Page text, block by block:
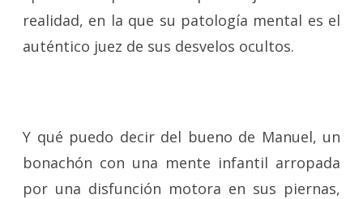
realidad, en la que su patología mental es el
auténtico juez de sus desvelos ocultos.
Y qué puedo decir del bueno de Manuel, un
bonachón con una mente infantil arropada
por una disfunción motora en sus piernas,